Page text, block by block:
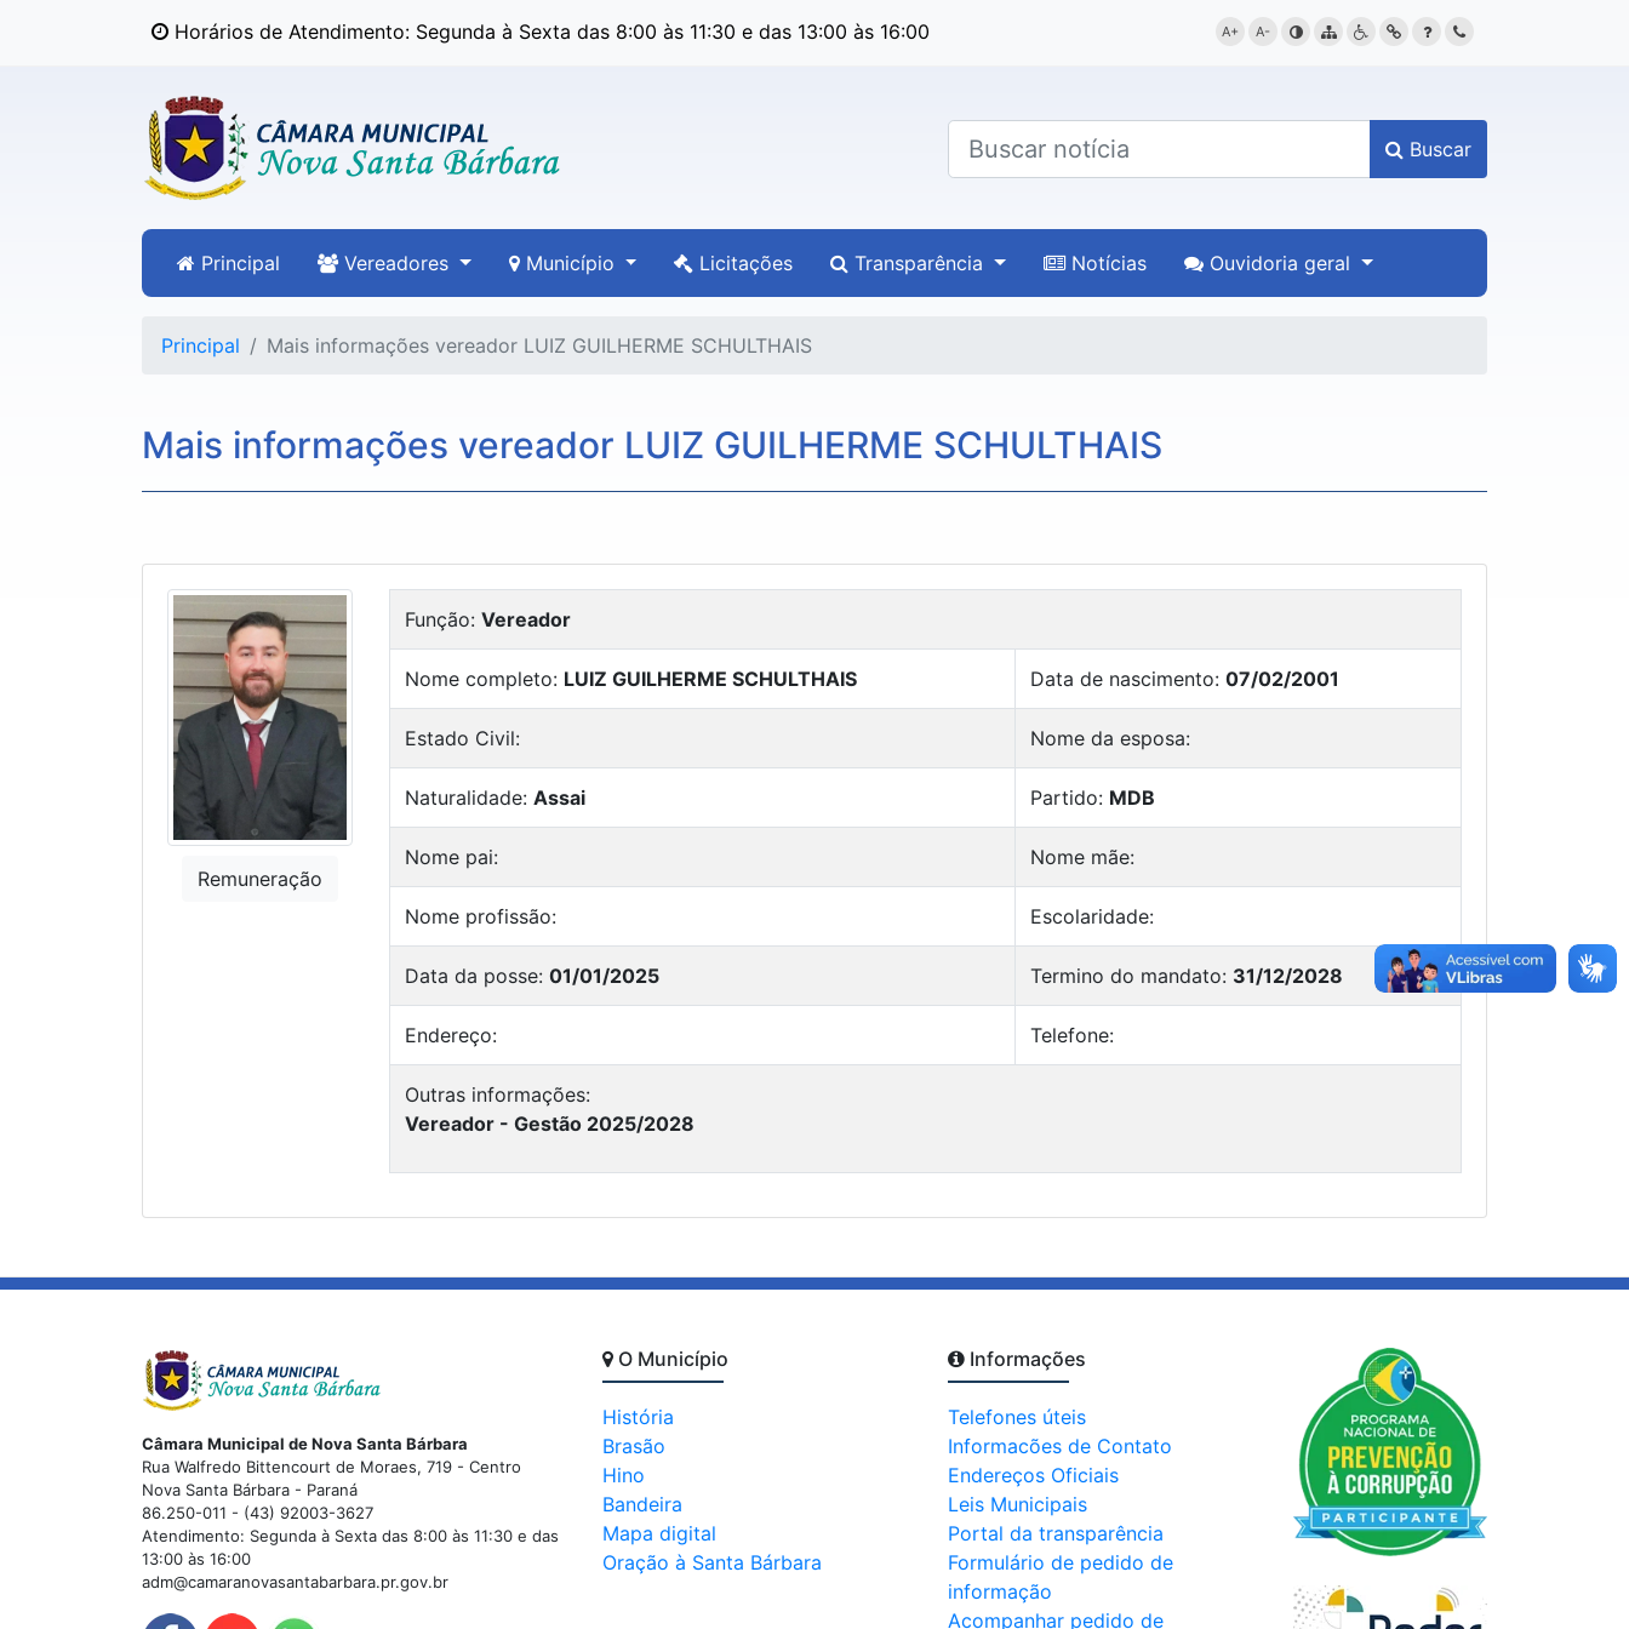
Horários de Atendimento: Segunda à Sexta das 8:00 às 11:30 e das 13:00 às 16:00 A+
A-
Buscar
Principal Vereadores Município Licitações Transparência Notícias Ouvidoria geral
Principal Mais informações vereador LUIZ GUILHERME SCHULTHAIS
Mais informações vereador LUIZ GUILHERME SCHULTHAIS
Remuneração
Função: Vereador
Nome completo: LUIZ GUILHERME SCHULTHAIS Data de nascimento: 07/02/2001
Estado Civil: Nome da esposa:
Naturalidade: Assai Partido: MDB
Nome pai: Nome mãe:
Nome profissão: Escolaridade:
Data da posse: 01/01/2025 Termino do mandato: 31/12/2028
Endereço: Telefone:
Outras informações:
Vereador - Gestão 2025/2028
Câmara Municipal de Nova Santa Bárbara
Rua Walfredo Bittencourt de Moraes, 719 - Centro
Nova Santa Bárbara - Paraná
86.250-011 - (43) 92003-3627
Atendimento: Segunda à Sexta das 8:00 às 11:30 e das
13:00 às 16:00
adm@camaranovasantabarbara.pr.gov.br
O Município
História
Brasão
Hino
Bandeira
Mapa digital
Oração à Santa Bárbara
Informações
Telefones úteis
Informacões de Contato
Endereços Oficiais
Leis Municipais
Portal da transparência
Formulário de pedido de
informação
Acompanhar pedido de